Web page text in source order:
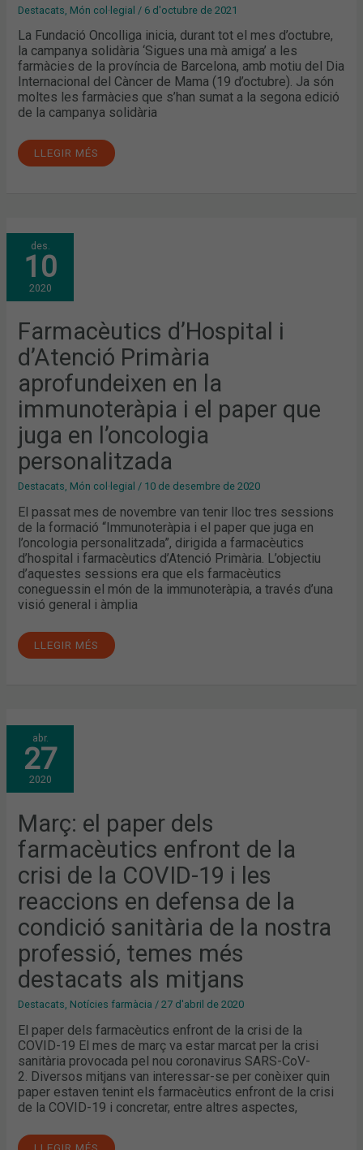
Destacats Món col·legial / 6 d'octubre de 2021
La Fundació Oncolliga inicia, durant tot el mes d’octubre,
la campanya solidària ‘Sigues una mà amiga’ a les
farmàcies de la província de Barcelona, amb motiu del Dia
Internacional del Càncer de Mama (19 d’octubre). Ja són
moltes les farmàcies que s’han sumat a la segona edició
de la campanya solidària
LLEGIR MÉS
des.
10
2020
Farmacèutics d’Hospital i
d’Atenció Primària
aprofundeixen en la
immunoteràpia i el paper que
juga en l’oncologia
personalitzada
Destacats, Món col·legial / 10 de desembre de 2020
El passat mes de novembre van tenir lloc tres sessions
de la formació “Immunoteràpia i el paper que juga en
l’oncologia personalitzada”, dirigida a farmacèutics
d’hospital i farmacèutics d’Atenció Primària. L’objectiu
d’aquestes sessions era que els farmacèutics
coneguessin el món de la immunoteràpia, a través d’una
visió general i àmplia
FARMACÈUTICS
D’HOSPITAL
I
D’ATENCIÓ
PRIMÀRIA
APROFUNDEIXEN
EN
IMMUNOTERÀPIA
I
EL
PAPER
QUE
EN
L’ONCOLOGIA
PERSONALITZADA
LLEGIR MÉS
abr.
27
2020
Març: el paper dels
farmacèutics enfront de la
crisi de la COVID-19 i les
reaccions en defensa de la
condició sanitària de la nostra
professió, temes més
destacats als mitjans
Destacats Notícies farmàcia /27 d'abril de 2020
El paper dels farmacèutics enfront de la crisi de la
COVID-19 El mes de març va estar marcat per la crisi
sanitària provocada pel nou coronavirus SARS-CoV-
2. Diversos mitjans van interessar-se per conèixer quin
paper estaven tenint els farmacèutics enfront de la crisi
de la COVID-19 i concretar, entre altres aspectes,
MARÇ:
EL
PAPER
DELS
FARMACÈUTICS
ENFRONT
DE
CRISI
DE
LA
COVID-
19
LES
REACCIONS
EN
DEFENSA
LA
SANITÀRIA
DE
LA
NOSTRA
TEMES
DESTACATS
ALS
MITJANS
LLEGIR MÉS